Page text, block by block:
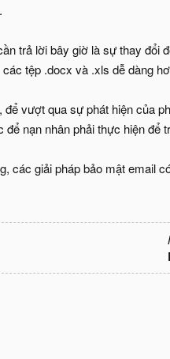
trả lời bây giờ là sự thay đổi
tệp .docx và .xls dễ dàng
để vượt qua sự phát hiện của
để nạn nhân phải thực hiện để
các giải pháp bảo mật email